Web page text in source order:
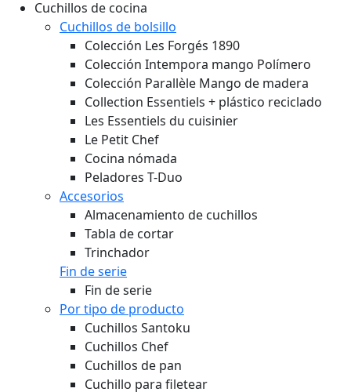
Cuchillos de cocina
Cuchillos de bolsillo
Colección Les Forgés 1890
Colección Intempora mango Polímero
Colección Parallèle Mango de madera
Collection Essentiels + plástico reciclado
Les Essentiels du cuisinier
Le Petit Chef
Cocina nómada
Peladores T-Duo
Accesorios
Almacenamiento de cuchillos
Tabla de cortar
Trinchador
Fin de serie
Fin de serie
Por tipo de producto
Cuchillos Santoku
Cuchillos Chef
Cuchillos de pan
Cuchillo para filetear